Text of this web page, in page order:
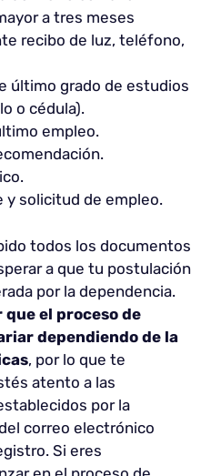
a tres meses
recibo de luz, teléfono,
último grado de estudios
o cédula).
empleo.
y solicitud de empleo.
todos los documentos
a que tu postulación
por la dependencia.
el proceso de
dependiendo de la
, por lo que te
atento a las
por la
correo electrónico
Si eres